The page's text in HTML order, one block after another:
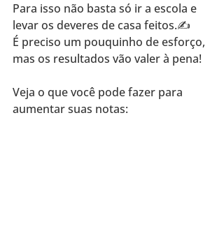
Para isso não basta só ir a escola e
levar os deveres de casa feitos.✍️
É preciso um pouquinho de esforço,
mas os resultados vão valer à pena!
Veja o que você pode fazer para
aumentar suas notas: